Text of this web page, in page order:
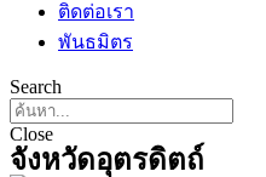
ติดต่อเรา
พันธมิตร
Search
Close
จังหวัดอุตรดิตถ์